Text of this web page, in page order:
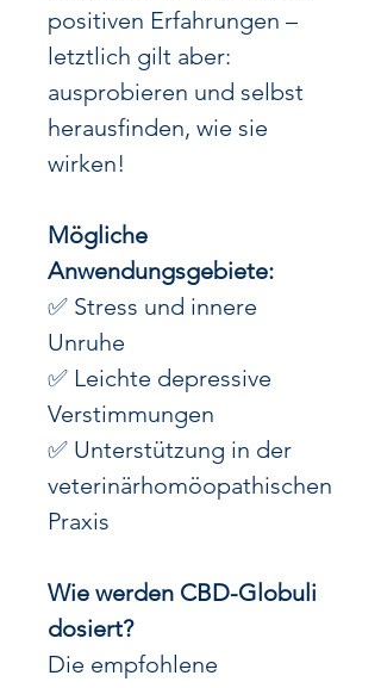
positiven Erfahrungen –
letztlich gilt aber:
ausprobieren und selbst
herausfinden, wie sie
wirken!
Mögliche
Anwendungsgebiete:
✅ Stress und innere
Unruhe
✅ Leichte depressive
Verstimmungen
✅ Unterstützung in der
veterinärhomöopathischen
Praxis
Wie werden CBD-Globuli
dosiert?
Die empfohlene